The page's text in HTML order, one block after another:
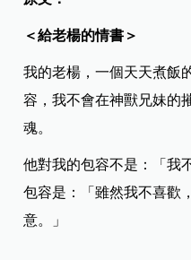
＜給老楊的情書＞
我的老楊，一個天天煮飯
容，我不會在神獸兄妹的
魂。
他對我的包容不是：「我
包容是：「雖然我不喜歡
意。」